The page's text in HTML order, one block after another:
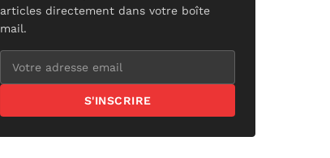
articles directement dans votre boîte
mail.
S'INSCRIRE